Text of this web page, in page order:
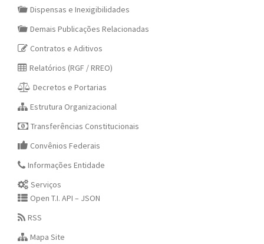
Dispensas e Inexigibilidades
Demais Publicações Relacionadas
Contratos e Aditivos
Relatórios (RGF / RREO)
Decretos e Portarias
Estrutura Organizacional
Transferências Constitucionais
Convênios Federais
Informações Entidade
Serviços
Open T.I. API – JSON
RSS
Mapa Site